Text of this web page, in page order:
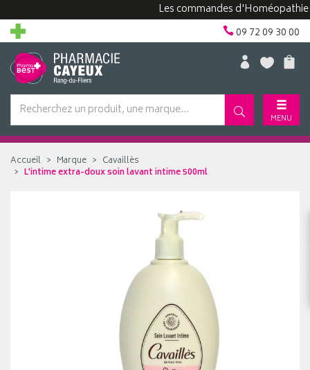
Les commandes d'Homéopathie
09 72 09 30 00
MENU
Accueil Marque
Cavaillès
L'intime extra-doux soin lavant intime 500ml